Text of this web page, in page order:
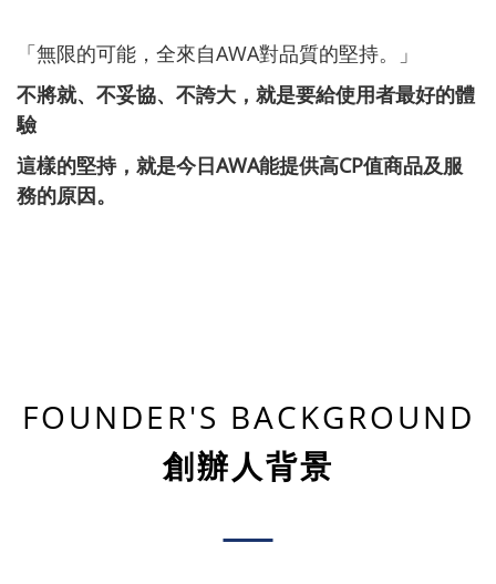
「無限的可能，全來自AWA對品質的堅持。」
不將就、不妥協、不誇大，就是要給使用者最好的體
驗
這樣的堅持，就是今日AWA能提供高CP值商品及服
務的原因。
FOUNDER'S BACKGROUND
創辦人背景